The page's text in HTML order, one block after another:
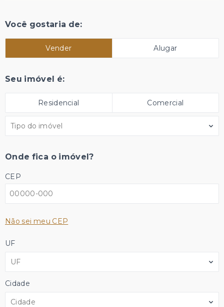
Você gostaria de:
Vender Alugar
Seu imóvel é:
Residencial Comercial
Tipo do imóvel
Onde fica o imóvel?
CEP
Não sei meu CEP
UF
UF
Cidade
Cidade